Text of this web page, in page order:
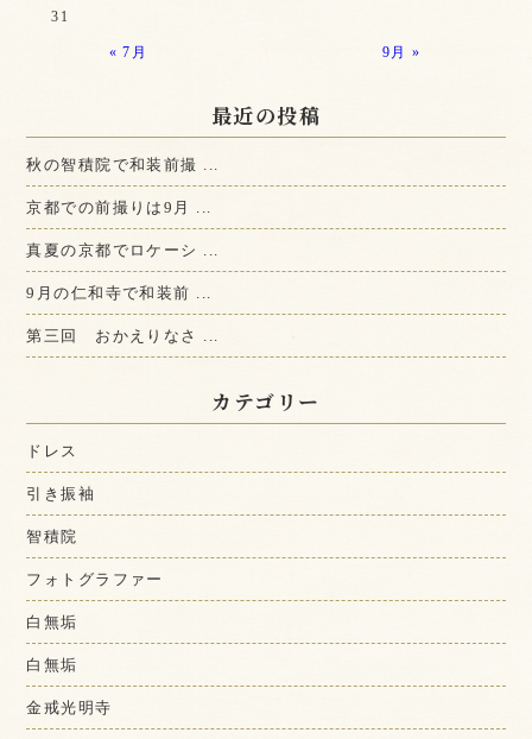
« 7月 9月 »
31
最近の投稿
秋の智積院で和装前撮 ...
京都での前撮りは9月 ...
真夏の京都でロケーシ ...
9月の仁和寺で和装前 ...
第三回 おかえりなさ ...
カテゴリー
ドレス
引き振袖
智積院
フォトグラファー
白無垢
白無垢
金戒光明寺